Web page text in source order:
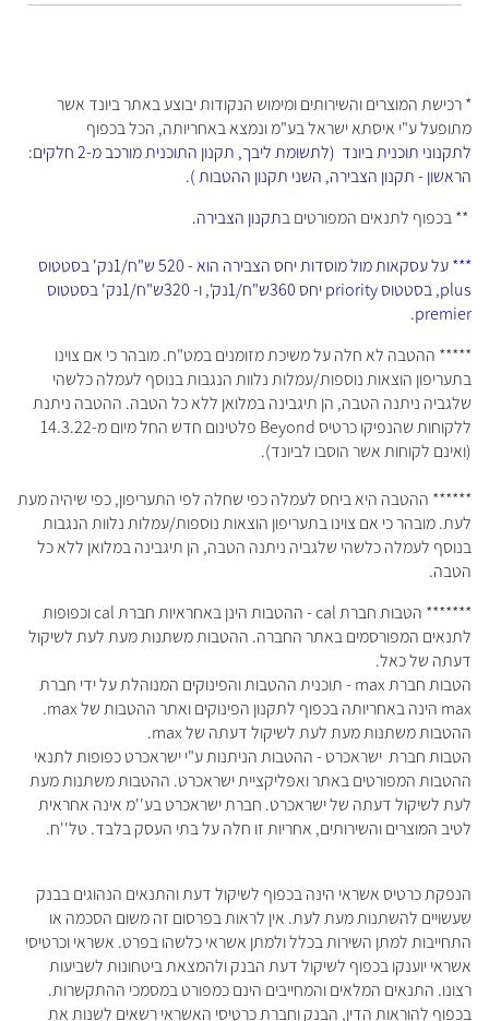
* רכישת המוצרים והשירותים ומימוש הנקודות יבוצע באתר ביונד אשר
מתופעל ע"י איסתא ישראל בע"מ ונמצא באחריותה, הכל בכפוף
לתקנוני תוכנית ביונד
(לתשומת ליבך, תקנון התוכנית מורכב מ-2 חלקים:
הראשון - תקנון הצבירה, השני תקנון ההטבות ).
** בכפוף לתנאים המפורטים בתקנון הצבירה.
*** על עסקאות מול מוסדות יחס הצבירה הוא - 520 ש"ח/1נק' בסטטוס
plus, בסטטוס priority יחס 360ש"ח/1נק', ו- 320ש"ח/1נק' בסטטוס
premier.
***** ההטבה לא חלה על משיכת מזומנים במט"ח. מובהר כי אם צוינו
בתעריפון הוצאות נוספות/עמלות נלוות הנגבות בנוסף לעמלה כלשהי
שלגביה ניתנה הטבה, הן תיגבינה במלואן ללא כל הטבה. ההטבה ניתנת
ללקוחות שהנפיקו כרטיס Beyond פלטינום חדש החל מיום מ-14.3.22
(ואינם לקוחות אשר הוסבו לביונד).
****** ההטבה היא ביחס לעמלה כפי שחלה לפי התעריפון, כפי שיהיה מעת
לעת. מובהר כי אם צוינו בתעריפון הוצאות נוספות/עמלות נלוות הנגבות
בנוסף לעמלה כלשהי שלגביה ניתנה הטבה, הן תיגבינה במלואן ללא כל
הטבה.
******* הטבות חברת cal - ההטבות הינן באחראיות חברת cal וכפופות
לתנאים המפורסמים באתר החברה. ההטבות משתנות מעת לעת לשיקול
דעתה של כאל.
הטבות חברת max - תוכנית ההטבות והפינוקים המנוהלת על ידי חברת
max הינה באחריותה בכפוף לתקנון הפינוקים ואתר ההטבות של max.
ההטבות משתנות מעת לעת לשיקול דעתה של max.
הטבות חברת ישראכרט - ההטבות הניתנות ע"י ישראכרט כפופות לתנאי
ההטבות המפורטים באתר ואפליקציית ישראכרט. ההטבות משתנות מעת
לעת לשיקול דעתה של ישראכרט. חברת ישראכרט בע''מ אינה אחראית
לטיב המוצרים והשירותים, אחריות זו חלה על בתי העסק בלבד. טל''ח.
הנפקת כרטיס אשראי הינה בכפוף לשיקול דעת והתנאים הנהוגים בבנק
שעשויים להשתנות מעת לעת. אין לראות בפרסום זה משום הסכמה או
התחייבות למתן השירות בכלל ולמתן אשראי כלשהו בפרט. אשראי וכרטיסי
אשראי יוענקו בכפוף לשיקול דעת הבנק ולהמצאת ביטחונות לשביעות
רצונו. התנאים המלאים והמחייבים הינם כמפורט במסמכי ההתקשרות.
בכפוף להוראות הדין, הבנק וחברת כרטיסי האשראי רשאים לשנות את